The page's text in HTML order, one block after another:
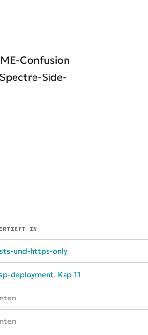
Confusion
Side-
IN
und-https-only
deployment, Kap 11